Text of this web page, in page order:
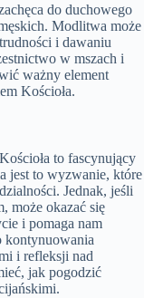
do duchowego
Modlitwa może
i dawaniu
w mszach i
ważny element
Kościoła.
to fascynujący
jest to wyzwanie, które
Jednak, jeśli
może okazać się
i pomaga nam
kontynuowania
i refleksji nad
jak pogodzić